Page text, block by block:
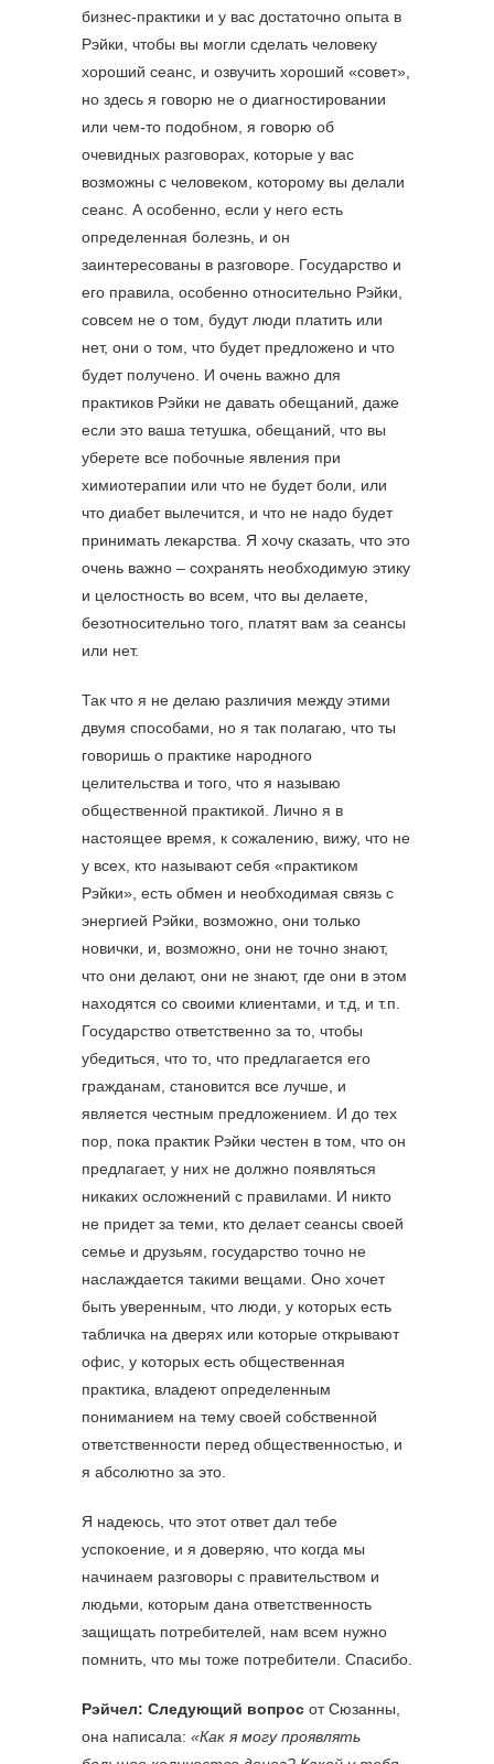
бизнес-практики и у вас достаточно опыта в
Рэйки, чтобы вы могли сделать человеку
хороший сеанс, и озвучить хороший «совет»,
но здесь я говорю не о диагностировании
или чем-то подобном, я говорю об
очевидных разговорах, которые у вас
возможны с человеком, которому вы делали
сеанс. А особенно, если у него есть
определенная болезнь, и он
заинтересованы в разговоре. Государство и
его правила, особенно относительно Рэйки,
совсем не о том, будут люди платить или
нет, они о том, что будет предложено и что
будет получено. И очень важно для
практиков Рэйки не давать обещаний, даже
если это ваша тетушка, обещаний, что вы
уберете все побочные явления при
химиотерапии или что не будет боли, или
что диабет вылечится, и что не надо будет
принимать лекарства. Я хочу сказать, что это
очень важно – сохранять необходимую этику
и целостность во всем, что вы делаете,
безотносительно того, платят вам за сеансы
или нет.
Так что я не делаю различия между этими
двумя способами, но я так полагаю, что ты
говоришь о практике народного
целительства и того, что я называю
общественной практикой. Лично я в
настоящее время, к сожалению, вижу, что не
у всех, кто называют себя «практиком
Рэйки», есть обмен и необходимая связь с
энергией Рэйки, возможно, они только
новички, и, возможно, они не точно знают,
что они делают, они не знают, где они в этом
находятся со своими клиентами, и т.д, и т.п.
Государство ответственно за то, чтобы
убедиться, что то, что предлагается его
гражданам, становится все лучше, и
является честным предложением. И до тех
пор, пока практик Рэйки честен в том, что он
предлагает, у них не должно появляться
никаких осложнений с правилами. И никто
не придет за теми, кто делает сеансы своей
семье и друзьям, государство точно не
наслаждается такими вещами. Оно хочет
быть уверенным, что люди, у которых есть
табличка на дверях или которые открывают
офис, у которых есть общественная
практика, владеют определенным
пониманием на тему своей собственной
ответственности перед общественностью, и
я абсолютно за это.
Я надеюсь, что этот ответ дал тебе
успокоение, и я доверяю, что когда мы
начинаем разговоры с правительством и
людьми, которым дана ответственность
защищать потребителей, нам всем нужно
помнить, что мы тоже потребители. Спасибо.
Рэйчел: Следующий вопрос от Сюзанны,
она написала: «Как я могу проявлять